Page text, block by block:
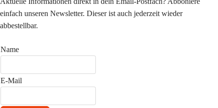
einfach unseren Newsletter. Dieser ist auch jederzeit wieder
abbestellbar.
Name
E-Mail